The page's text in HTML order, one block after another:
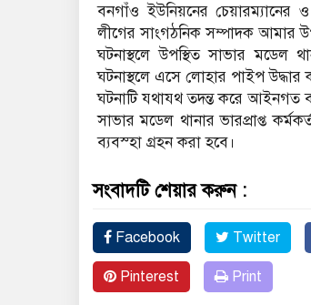
বনগাঁও ইউনিয়নের
লীগের সাংগঠনিক সম্পাদক আমার
ঘটনাস্থলে উপস্থিত সাভার
ঘটনাস্থলে এসে লোহার পাইপ উদ্ধার
ঘটনাটি যথাযথ তদন্ত করে আইনগত
সাভার মডেল থানার ভারপ্রাপ্ত
ব্যবস্হা গ্রহন করা হবে।
সংবাদটি শেয়ার করুন :
Facebook Twitter
Pinterest Print